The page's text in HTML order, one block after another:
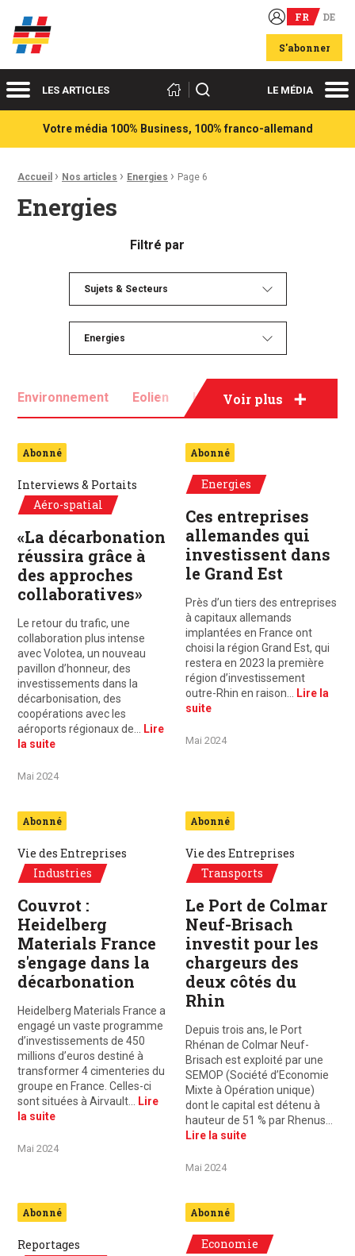
Acteurs du franco-allemand FR DE
S'abonner
MenuLES ARTICLES Rechercher LE MÉDIA
Votre média 100% Business, 100% franco-allemand
Fil d'Ariane :
Accueil › Nos articles › Energies › Page 6
Energies
Filtré par
Sujets & Secteurs
Energies
Voir plus
Environnement Eolien Hydrogène
Abonné
Interviews & Portaits
Aéro-spatial
«La décarbonation
réussira grâce à
des approches
collaboratives»
Le retour du trafic, une
collaboration plus intense
avec Volotea, un nouveau
pavillon d’honneur, des
investissements dans la
décarbonisation, des
coopérations avec les
aéroports régionaux de…
Lire
la suite
Mai 2024
Abonné
Energies
Ces entreprises
allemandes qui
investissent dans
le Grand Est
Près d’un tiers des entreprises
à capitaux allemands
implantées en France ont
choisi la région Grand Est, qui
restera en 2023 la première
région d’investissement
outre-Rhin en raison…
Lire la
suite
Mai 2024
Abonné
Vie des Entreprises
Industries
Couvrot :
Heidelberg
Materials France
s'engage dans la
décarbonation
Heidelberg Materials France a
engagé un vaste programme
d’investissements de 450
millions d’euros destiné à
transformer 4 cimenteries du
groupe en France. Celles-ci
sont situées à Airvault…
Lire
la suite
Mai 2024
Abonné
Vie des Entreprises
Transports
Le Port de Colmar
Neuf-Brisach
investit pour les
chargeurs des
deux côtés du
Rhin
Depuis trois ans, le Port
Rhénan de Colmar Neuf-
Brisach est exploité par une
SEMOP (Société d’Economie
Mixte à Opération unique)
dont le capital est détenu à
hauteur de 51 % par Rhenus…
Lire la suite
Mai 2024
Abonné
Reportages
Abonné
Economie